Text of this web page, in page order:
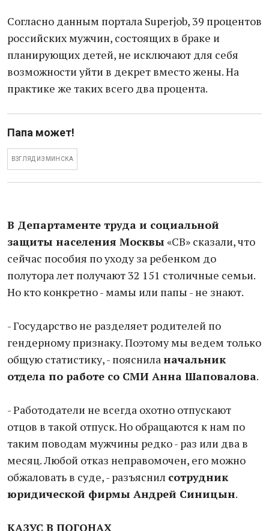
Согласно данным портала Superjob, 39 процентов
российских мужчин, состоящих в браке и
планирующих детей, не исключают для себя
возможности уйти в декрет вместо жены. На
практике же таких всего два процента.
Папа может!
ВЗГЛЯД ИЗ МИНСКА
В Департаменте труда и социальной
защиты населения Москвы «СВ» сказали, что
сейчас пособия по уходу за ребенком до
полутора лет получают 32 151 столичные семьи.
Но кто конкретно - мамы или папы - не знают.
- Государство не разделяет родителей по
гендерному признаку. Поэтому мы ведем только
общую статистику, - поясниланачальник
отдела по работе со СМИ Анна Шаповалова.
- Работодатели не всегда охотно отпускают
отцов в такой отпуск. Но обращаются к нам по
таким поводам мужчины редко - раз или два в
месяц. Любой отказ неправомочен, его можно
обжаловать в суде, - разъяснил сотрудник
юридической фирмы Андрей Синицын.
КАЗУС В ПОГОНАХ